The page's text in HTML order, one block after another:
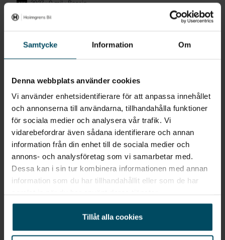
Samtycke Information Om
Denna webbplats använder cookies
Vi använder enhetsidentifierare för att anpassa innehållet
och annonserna till användarna, tillhandahålla funktioner
för sociala medier och analysera vår trafik. Vi
vidarebefordrar även sådana identifierare och annan
information från din enhet till de sociala medier och
annons- och analysföretag som vi samarbetar med.
Dessa kan i sin tur kombinera informationen med annan
information som du har tillhandahållit eller som de har
Tillåt alla cookies
NY 2027 •0 mil •Bensin
Pris
419 200 kr 3 711 kr/mån
0,95% ränta